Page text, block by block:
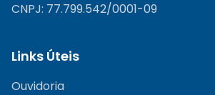
CNPJ: 77.799.542/0001-09
Links Úteis
Ouvidoria